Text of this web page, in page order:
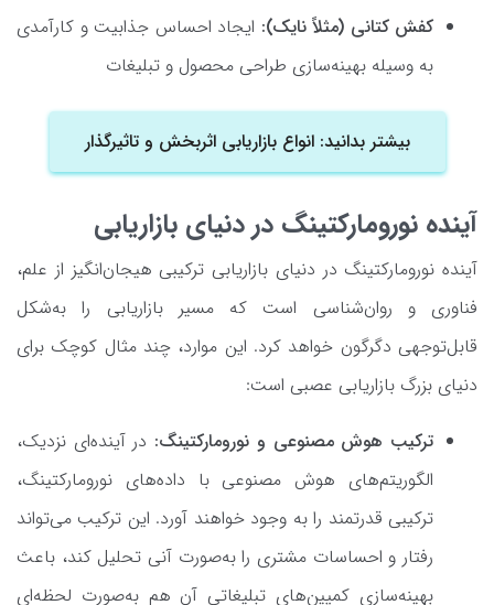
کفش کتانی (مثلاً نایک): ایجاد احساس جذابیت و کارآمدی
به وسیله بهینه‌سازی طراحی محصول و تبلیغات
بیشتر بدانید: انواع بازاریابی اثربخش و تاثیرگذار
آینده نورومارکتینگ در دنیای بازاریابی
آینده نورومارکتینگ در دنیای بازاریابی ترکیبی هیجان‌انگیز از علم،
فناوری و روان‌شناسی است که مسیر بازاریابی را به‌شکل
قابل‌توجهی دگرگون خواهد کرد. این موارد، چند مثال کوچک برای
دنیای بزرگ بازاریابی عصبی است:
ترکیب هوش مصنوعی و نورومارکتینگ: در آینده‌ای نزدیک،
الگوریتم‌های هوش مصنوعی با داده‌های نورومارکتینگ،
ترکیبی قدرتمند را به وجود خواهند آورد. این ترکیب می‌تواند
رفتار و احساسات مشتری را به‌صورت آنی تحلیل کند، باعث
بهینه‌سازی کمپین‌های تبلیغاتی آن هم به‌صورت لحظه‌ای